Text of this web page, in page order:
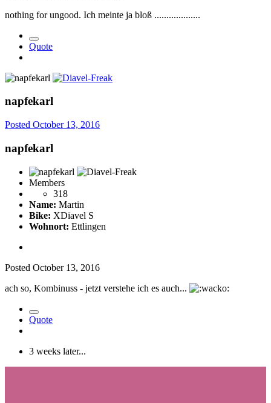
nothing for ungood. Ich meinte ja bloß ...................
Quote
napfekarl
Posted October 13, 2016
napfekarl
Members
318
Name: Martin
Bike: XDiavel S
Wohnort: Ettlingen
Posted October 13, 2016
ach so, Kombinuss - jetzt verstehe ich es auch...
Quote
3 weeks later...